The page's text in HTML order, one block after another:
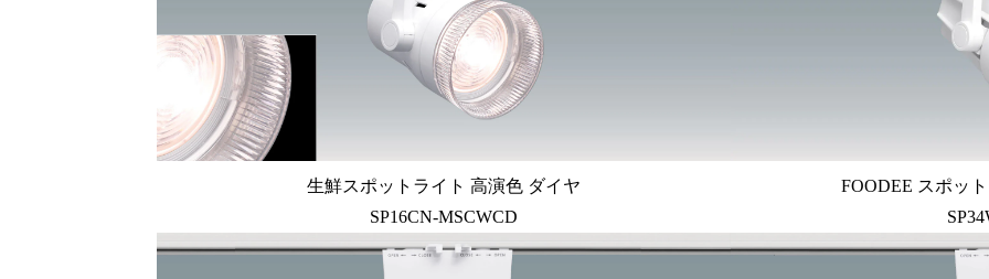
生鮮スポットライト 高演色 ダイヤ
SP16CN-MSCWCD
FOODEE スポッ